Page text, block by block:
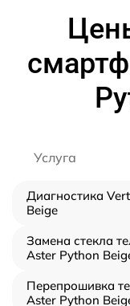
Услуга
Диагностика
Beige
Замена стекла
Aster Python
Перепрошивка
Aster Python